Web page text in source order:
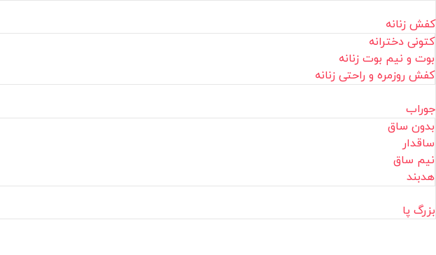
کفش زنانه
کتونی دخترانه
بوت و نیم بوت زنانه
کفش روزمره و راحتی زنانه
جوراب
بدون ساق
ساقدار
نیم ساق
هدبند
بزرگ پا